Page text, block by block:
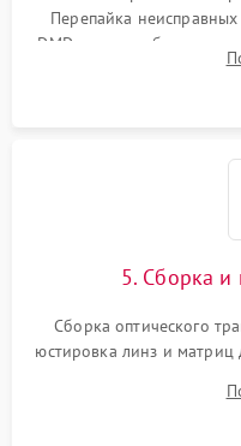
Перепайка
DMD-чипа при битых
колеса или
5. Сборка и
Сборка оптического
юстировка линз и матриц
и устранения
шлейфов, установка